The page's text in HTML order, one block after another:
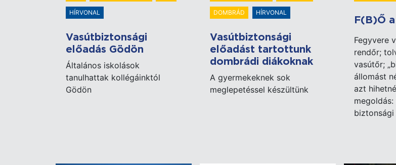
HÍRVONAL
Vasútbiztonsági
előadás Gödön
Általános iskolások
tanulhattak kollégáinktól
Gödön
DOMBRÁD HÍRVONAL
Vasútbiztonsági
előadást tartottunk
dombrádi diákoknak
A gyermekeknek sok
meglepetéssel készültünk
F(B)Ő
Fegyvere
rendőr;
vasútőr;
állomást
azt
biztonsági